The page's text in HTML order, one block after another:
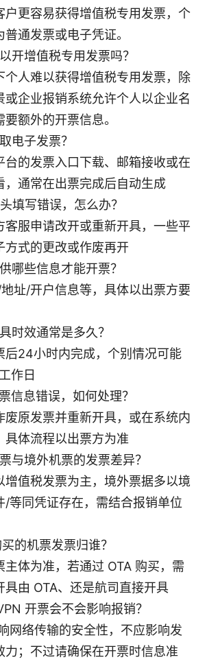
户更容易获得增值税专用发票，个
普通发票或电子凭证。
开增值税专用发票吗？
个人难以获得增值税专用发票，除
或企业报销系统允许个人以企业名
要额外的开票信息。
电子发票？
台的发票入口下载、邮箱接收或在
，通常在出票完成后自动生成
填写错误，怎么办？
客服申请改开或重新开具，一些平
方式的更改或作废再开
哪些信息才能开票？
址/开户信息等，具体以出票方要
时效通常是多久？
后24小时内完成，个别情况可能
作日
信息错误，如何处理？
废原发票并重新开具，或在系统内
具体流程以出票方为准
与境外机票的发票差异？
增值税发票为主，境外票据多以境
/等同凭证存在，需结合报销单位
的机票发票归谁？
主体为准，若通过 OTA 购买，需
具由 OTA、还是航司直接开具
开票会不会影响报销？
网络传输的安全性，不应影响发
力；不过请确保在开票时信息准